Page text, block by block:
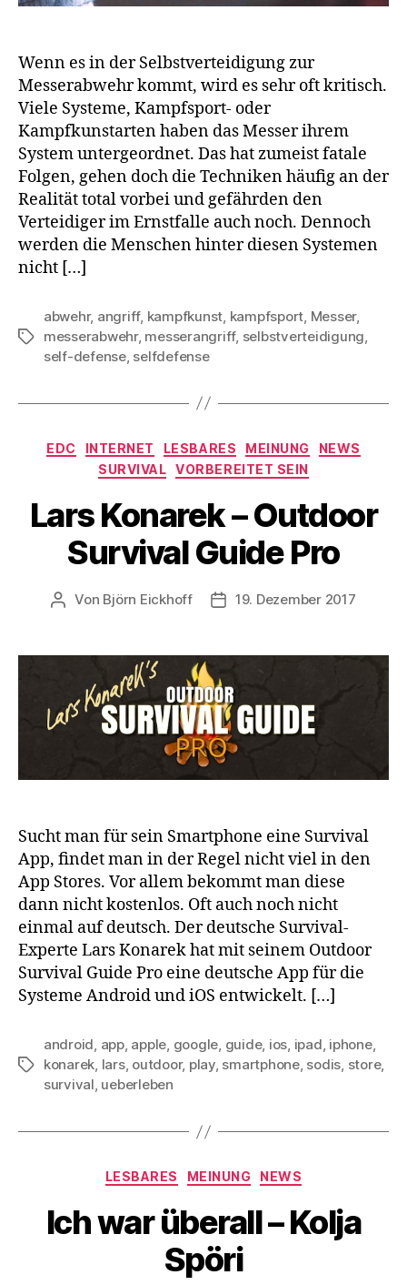
Wenn es in der Selbstverteidigung zur
Messerabwehr kommt, wird es sehr oft kritisch.
Viele Systeme, Kampfsport- oder
Kampfkunstarten haben das Messer ihrem
System untergeordnet. Das hat zumeist fatale
Folgen, gehen doch die Techniken häufig an der
Realität total vorbei und gefährden den
Verteidiger im Ernstfalle auch noch. Dennoch
werden die Menschen hinter diesen Systemen
nicht […]
Schlagwörter
abwehr, angriff, kampfkunst, kampfsport, Messer,
messerabwehr, messerangriff, selbstverteidigung,
self-defense, selfdefense
Kategorien
EDC INTERNET LESBARES MEINUNG
NEWS
SURVIVAL
VORBEREITET SEIN
Lars Konarek – Outdoor
Survival Guide Pro
Beitragsautor
Von Björn Eickhoff Veröffentlichungsdatum
19. Dezember 2017
Sucht man für sein Smartphone eine Survival
App, findet man in der Regel nicht viel in den
App Stores. Vor allem bekommt man diese
dann nicht kostenlos. Oft auch noch nicht
einmal auf deutsch. Der deutsche Survival-
Experte Lars Konarek hat mit seinem Outdoor
Survival Guide Pro eine deutsche App für die
Systeme Android und iOS entwickelt. […]
Schlagwörter
android, app, apple, google, guide, ios, ipad, iphone,
konarek, lars, outdoor, play, smartphone, sodis, store,
survival, ueberleben
Kategorien
LESBARES MEINUNG NEWS
Ich war überall – Kolja
Spöri